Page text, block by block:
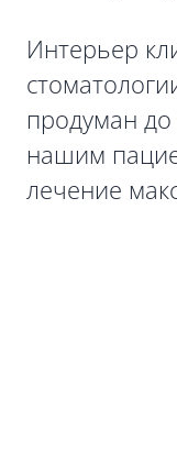
Интерьер
продуман
нашим
лечение